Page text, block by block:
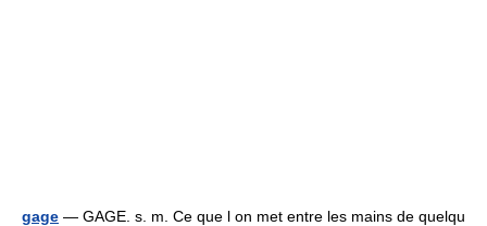
gage — GAGE. s. m. Ce que l on met entre les mains de quelqu